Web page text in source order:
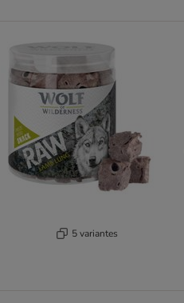
5 variantes